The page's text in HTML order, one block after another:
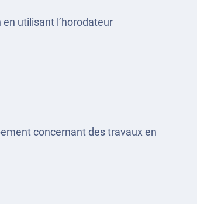
utilisant l’horodateur
concernant des travaux en